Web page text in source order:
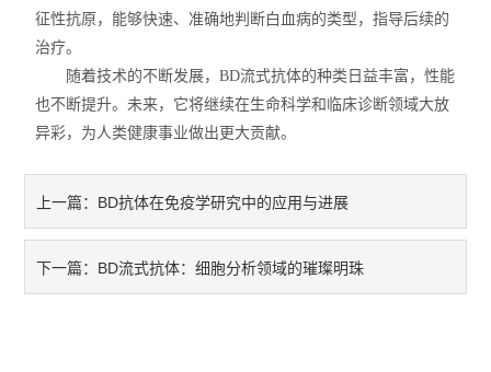
征性抗原，能够快速、准确地判断白血病的类型，指导后续的
治疗。
随着技术的不断发展，BD流式抗体的种类日益丰富，性能
也不断提升。未来，它将继续在生命科学和临床诊断领域大放
异彩，为人类健康事业做出更大贡献。
上一篇： BD抗体在免疫学研究中的应用与进展
下一篇： BD流式抗体：细胞分析领域的璀璨明珠